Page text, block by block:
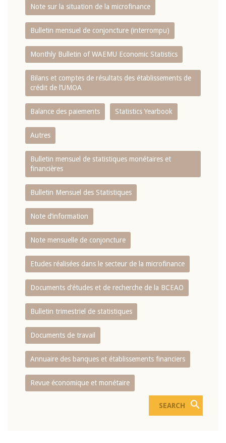
Note sur la situation de la microfinance
Bulletin mensuel de conjoncture (interrompu)
Monthly Bulletin of WAEMU Economic Statistics
Bilans et comptes de résultats des établissements de
crédit de l‘UMOA
Balance des paiements Statistics Yearbook
Autres
Bulletin mensuel de statistiques monétaires et
financières
Bulletin Mensuel des Statistiques
Note d’information
Note mensuelle de conjoncture
Etudes réalisées dans le secteur de la microfinance
Documents d’études et de recherche de la BCEAO
Bulletin trimestriel de statistiques
Documents de travail
Annuaire des banques et établissements financiers
Revue économique et monétaire